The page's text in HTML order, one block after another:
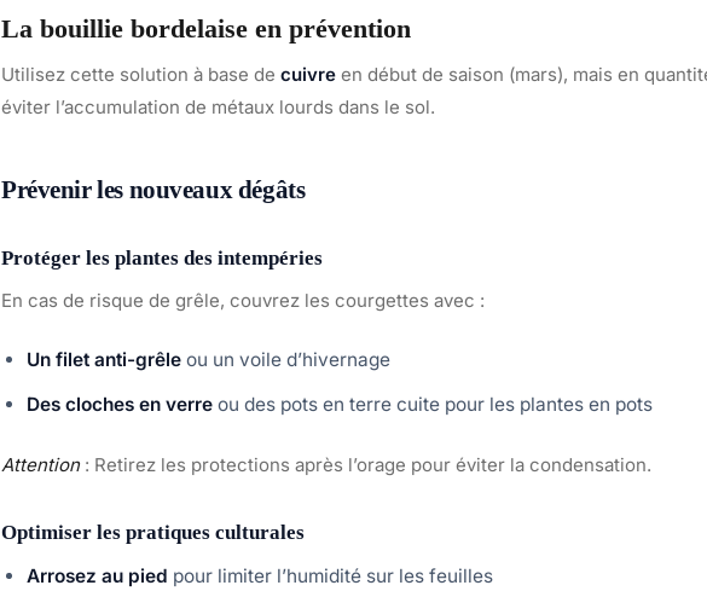
La bouillie bordelaise en prévention
Utilisez cette solution à base de cuivre en début de saison (mars), mais en
éviter l’accumulation de métaux lourds dans le sol.
Prévenir les nouveaux dégâts
Protéger les plantes des intempéries
En cas de risque de grêle, couvrez les courgettes avec :
Un filet anti-grêle ou un voile d’hivernage
Des cloches en verre ou des pots en terre cuite pour les plantes en pots
Attention: Retirez les protections après l’orage pour éviter la condensation.
Optimiser les pratiques culturales
Arrosez au pied pour limiter l’humidité sur les feuilles